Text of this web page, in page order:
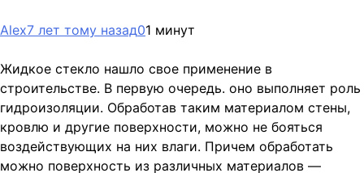
Alex7 лет тому назад01 минут
Жидкое стекло нашло свое применение в
строительстве. В первую очередь. оно выполняет роль
гидроизоляции. Обработав таким материалом стены,
кровлю и другие поверхности, можно не бояться
воздействующих на них влаги. Причем обработать
можно поверхность из различных материалов —